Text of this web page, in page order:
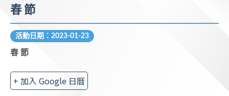
春 節
活動日期：2023-01-23
春節
+ 加入 Google 日曆